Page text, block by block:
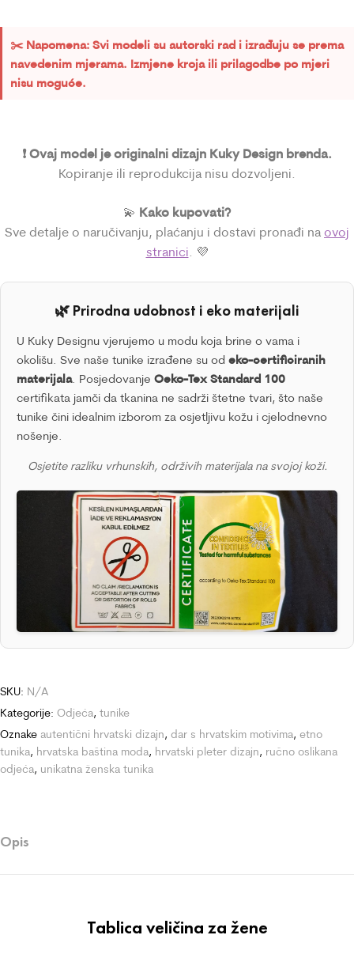
✂️ Napomena: Svi modeli su autorski rad i izrađuju se prema
navedenim mjerama. Izmjene kroja ili prilagodbe po mjeri
nisu moguće.
❗ Ovaj model je originalni dizajn Kuky Design brenda.
Kopiranje ili reprodukcija nisu dozvoljeni.
💫 Kako kupovati?
Sve detalje o naručivanju, plaćanju i dostavi pronađi na ovoj
stranici. 💜
🌿 Prirodna udobnost i eko materijali
U Kuky Designu vjerujemo u modu koja brine o vama i
okolišu. Sve naše tunike izrađene su od eko-certificiranih
materijala. Posjedovanje Oeko-Tex Standard 100
certifikata jamči da tkanina ne sadrži štetne tvari, što naše
tunike čini idealnim izborom za osjetljivu kožu i cjelodnevno
nošenje.
Osjetite razliku vrhunskih, održivih materijala na svojoj koži.
SKU: N/A
Kategorije: Odjeća, tunike
Oznake autentični hrvatski dizajn, dar s hrvatskim motivima, etno
tunika, hrvatska baština moda, hrvatski pleter dizajn, ručno oslikana
odjeća, unikatna ženska tunika
Opis
Tablica veličina za žene